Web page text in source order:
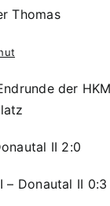
Thomas
der
II 2:0
– Donautal II 0:3